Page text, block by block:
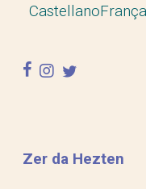
Castellano
facebook
instagram
twitter
Zer da Hezten